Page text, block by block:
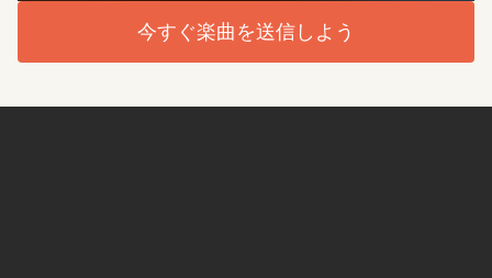
今すぐ楽曲を送信しよう